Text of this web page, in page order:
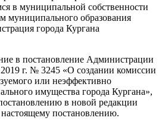
в муниципальной собственности
муниципального образования
города Кургана
в постановление Администрации
г. № 3245 «О создании комиссии
или неэффективно
имущества города Кургана»,
в новой редакции
постановлению.